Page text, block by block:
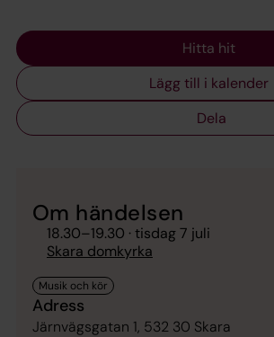
Hitta hit
Lägg till i kalender
Dela
Om händelsen
18.30–19.30 · tisdag 7 juli
Skara domkyrka
Adress
Järnvägsgatan 1, 532 30 Skara